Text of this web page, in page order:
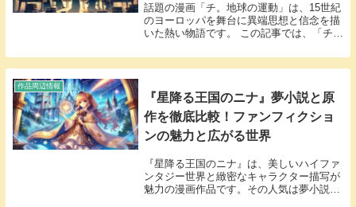
話題の漫画「チ。地球の運動」は、15世紀
のヨーロッパを舞台に異端思想と信念を描
いた熱い物語です。 この記事では、「チ。
リやサービスをまとめました。 どのアプリ
が使いやすいのか、どこでお得に楽しめる
作品周辺情報
『星降る王国のニナ』夢小説と原
作を徹底比較！ファンフィクショ
ンの魅力と広がる世界
『星降る王国のニナ』は、美しいハイファ
ンタジー世界と緻密なキャラクター描写が
魅力の漫画作品です。その人気は夢小説や